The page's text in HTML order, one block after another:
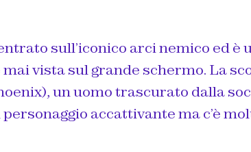
sull’iconico arci nemico ed è
vista sul grande schermo. La
un uomo trascurato dalla
accattivante ma c’è